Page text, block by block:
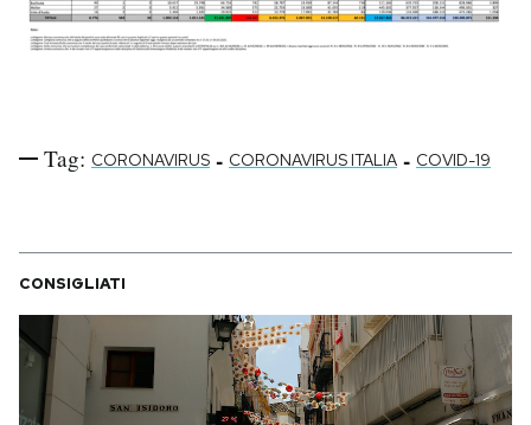
Tag: CORONAVIRUS - CORONAVIRUS ITALIA - COVID-19
CONSIGLIATI